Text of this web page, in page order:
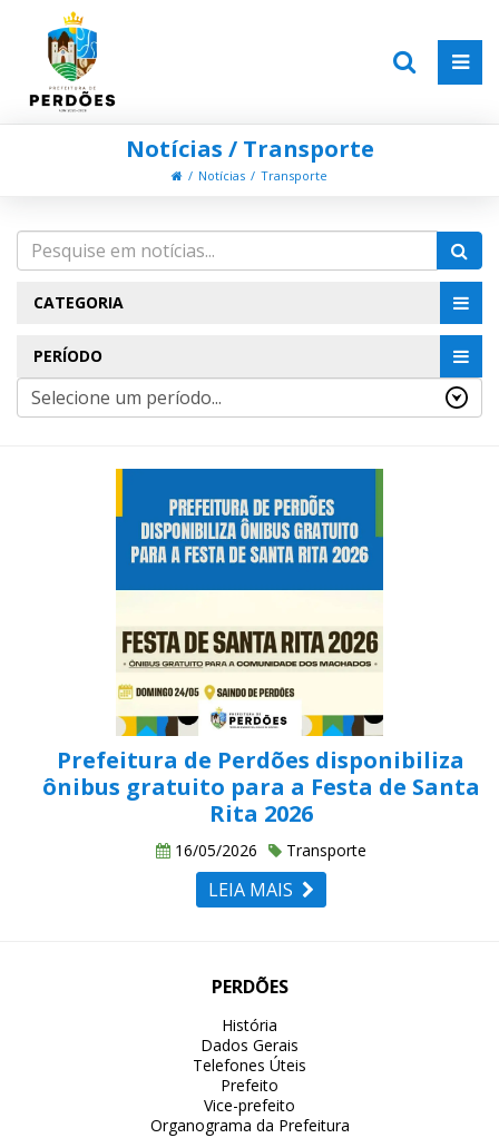
Notícias / Transporte
Notícias Transporte
CATEGORIA
PERÍODO
Prefeitura de Perdões disponibiliza
ônibus gratuito para a Festa de Santa
Rita 2026
16/05/2026 Transporte
LEIA MAIS
PERDÕES
História
Dados Gerais
Telefones Úteis
Prefeito
Vice-prefeito
Organograma da Prefeitura